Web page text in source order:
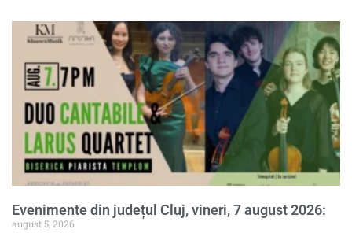
Evenimente din județul Cluj, vineri, 7 august 2026:
august 5, 2026